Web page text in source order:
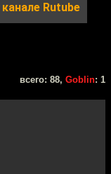
канале Rutube
всего: 88, Goblin: 1